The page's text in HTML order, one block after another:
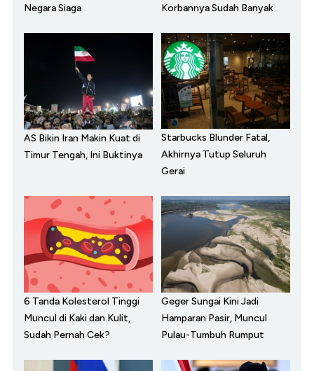
Negara Siaga
Korbannya Sudah Banyak
AS Bikin Iran Makin Kuat di
Timur Tengah, Ini Buktinya
Starbucks Blunder Fatal,
Akhirnya Tutup Seluruh
Gerai
6 Tanda Kolesterol Tinggi
Muncul di Kaki dan Kulit,
Sudah Pernah Cek?
Geger Sungai Kini Jadi
Hamparan Pasir, Muncul
Pulau-Tumbuh Rumput